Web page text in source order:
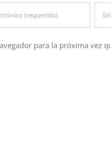
para la próxima vez